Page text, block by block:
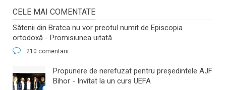
CELE MAI COMENTATE
Sătenii din Bratca nu vor preotul numit de Episcopia
ortodoxă - Promisiunea uitată
210 comentarii
​Propunere de nerefuzat pentru preşedintele AJF
Bihor - Invitat la un curs UEFA